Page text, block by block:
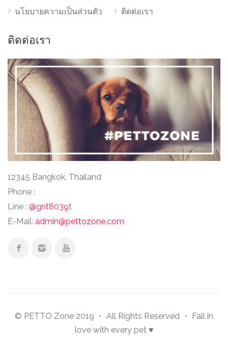
นโยบายความเป็นส่วนตัว
ติดต่อเรา
ติดต่อเรา
12345 Bangkok, Thailand
Phone :
Line : @gnt8039t
E-Mail: admin@pettozone.com
© PETTO Zone 2019 ・ All Rights Reserved ・ Fall in
love with every pet ♥